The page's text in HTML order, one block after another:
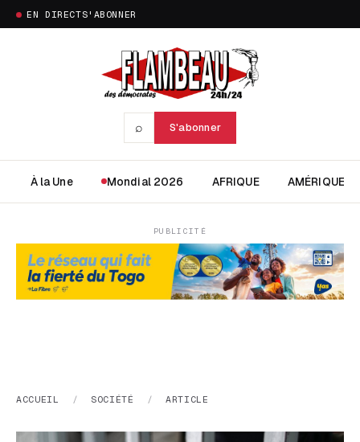
EN DIRECTS'ABONNER
⌕ S'abonner
À la Une Mondial 2026 AFRIQUE AMÉRIQUE
PUBLICITÉ
ACCUEIL / SOCIÉTÉ / ARTICLE